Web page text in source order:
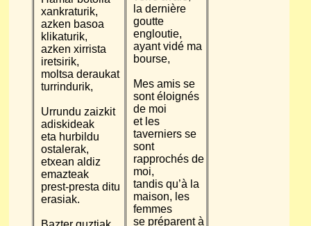
xankraturik,
azken basoa
klikaturik,
azken xirrista
iretsirik,
moltsa deraukat
turrindurik,
Urrundu zaizkit
adiskideak
eta hurbildu
ostalerak,
etxean aldiz
emazteak
prest-presta ditu
erasiak.
la dernière
goutte
engloutie,
ayant vidé ma
bourse,
Mes amis se
sont éloignés
de moi
et les
taverniers se
sont
rapprochés de
moi,
tandis qu’à la
maison, les
femmes
se préparent à